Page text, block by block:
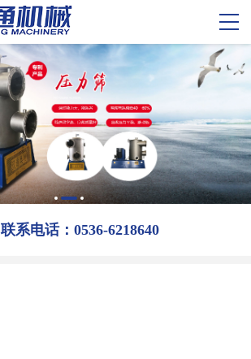
联系电话：0536-6218640